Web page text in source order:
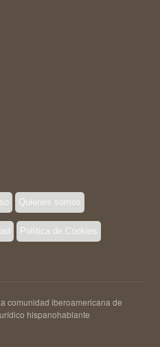
Quienes somos
Política de Cookies
comunidad iberoamericana de
hispanohablante